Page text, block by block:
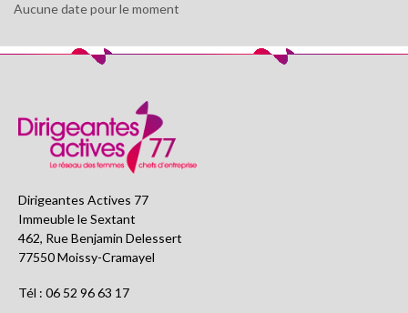
Aucune date pour le moment
Dirigeantes Actives 77
Immeuble le Sextant
462, Rue Benjamin Delessert
77550 Moissy-Cramayel
Tél : 06 52 96 63 17